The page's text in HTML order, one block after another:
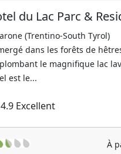
du Lac Parc &
(Trentino-South Tyrol)
dans les forêts de
le magnifique lac
est le...
4.9 Excellent
À